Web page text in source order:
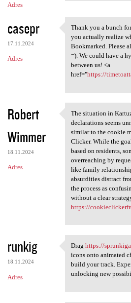
Adres
casepr
17.11.2024
Adres
Thank you a
Thank you a bunch
you actually realize
Bookmarked. Please
=). We could have a
between us! <a
href="https://
Robert
Wimmer
18.11.2024
Adres
The situation in
The situation in
declarations seems
similar to the cookie
Clicker. While the
based on residents,
overreaching by
like family
absurdities distract
the process as
without a clear
https://
runkig
18.11.2024
Adres
Drag https://
Drag https://
icons onto animated
build your track.
unlocking new